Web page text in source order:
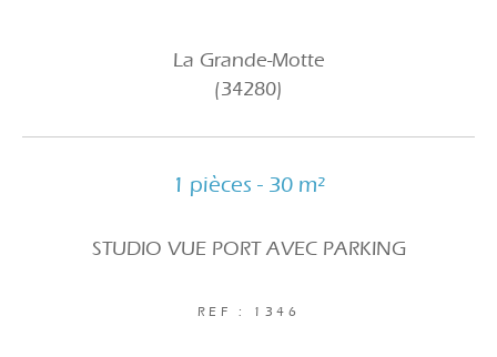
La Grande-Motte
(34280)
1 pièces - 30 m²
STUDIO VUE PORT AVEC PARKING
REF : 1346